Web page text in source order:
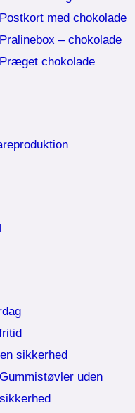
Postkort med chokolade
Pralinebox – chokolade
Præget chokolade
sikkerhed
Gummistøvler uden
sikkerhed